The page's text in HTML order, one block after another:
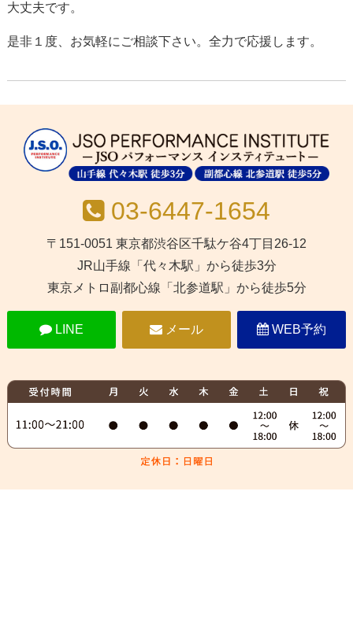
大丈夫です。
是非１度、お気軽にご相談下さい。全力で応援します。
03-6447-1654
〒151-0051 東京都渋谷区千駄ケ谷4丁目26-12
JR山手線「代々木駅」から徒歩3分
東京メトロ副都心線「北参道駅」から徒歩5分
LINE メール WEB予約